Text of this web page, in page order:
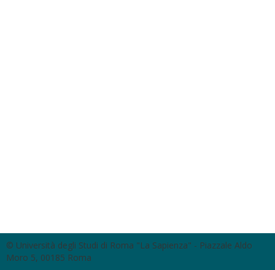
© Università degli Studi di Roma "La Sapienza" - Piazzale Aldo
Moro 5, 00185 Roma